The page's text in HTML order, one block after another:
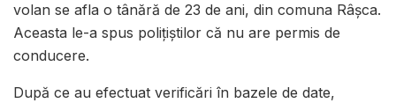
volan se afla o tânără de 23 de ani, din comuna Râșca.
Aceasta le-a spus polițiștilor că nu are permis de
conducere.
După ce au efectuat verificări în bazele de date,